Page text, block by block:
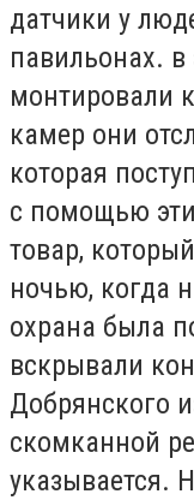
датчики у
павильонах. в
монтировали
камер они
которая
с помощью
товар,
ночью, когда
охрана была
вскрывали
Добрянского
скомканной
указывается.